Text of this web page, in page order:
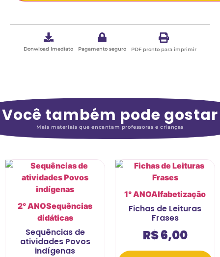
Donwload Imediato Pagamento seguro PDF pronto para imprimir
Você também pode gostar
Mais materiais que encantam professoras e crianças
2° ANOSequências
didáticas
Sequências de
atividades Povos
indígenas
1° ANOAlfabetização
Fichas de Leituras
Frases
R$6,00